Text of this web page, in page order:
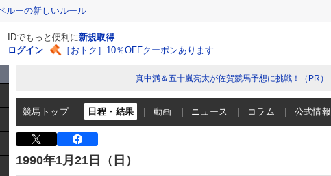
ーの新しいルール
IDでもっと便利に新規取得
ログイン
［おトク］10％OFFクーポンあります
真中満＆五十嵐亮太が佐賀競馬予想に挑戦！（PR）
競馬トップ 日程・結果 動画 ニュース コラム 公式情報
1990年1月21日（日）